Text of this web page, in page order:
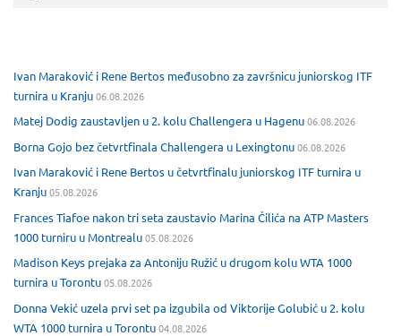
Ivan Maraković i Rene Bertos međusobno za završnicu juniorskog ITF
turnira u Kranju06.08.2026
Matej Dodig zaustavljen u 2. kolu Challengera u Hagenu06.08.2026
Borna Gojo bez četvrtfinala Challengera u Lexingtonu06.08.2026
Ivan Maraković i Rene Bertos u četvrtfinalu juniorskog ITF turnira u
Kranju05.08.2026
Frances Tiafoe nakon tri seta zaustavio Marina Čilića na ATP Masters
1000 turniru u Montrealu05.08.2026
Madison Keys prejaka za Antoniju Ružić u drugom kolu WTA 1000
turnira u Torontu05.08.2026
Donna Vekić uzela prvi set pa izgubila od Viktorije Golubić u 2. kolu
WTA 1000 turnira u Torontu04.08.2026